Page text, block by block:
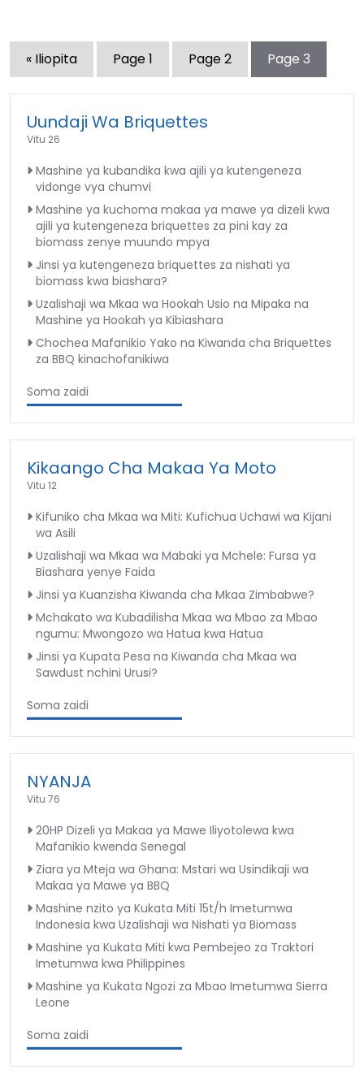
« Iliopita Page1 Page2 Page 3
Uundaji Wa Briquettes
Vitu 26
Mashine ya kubandika kwa ajili ya kutengeneza
vidonge vya chumvi
Mashine ya kuchoma makaa ya mawe ya dizeli kwa
ajili ya kutengeneza briquettes za pini kay za
biomass zenye muundo mpya
Jinsi ya kutengeneza briquettes za nishati ya
biomass kwa biashara?
Uzalishaji wa Mkaa wa Hookah Usio na Mipaka na
Mashine ya Hookah ya Kibiashara
Chochea Mafanikio Yako na Kiwanda cha Briquettes
za BBQ kinachofanikiwa
Soma zaidi
Kikaango Cha Makaa Ya Moto
Vitu 12
Kifuniko cha Mkaa wa Miti: Kufichua Uchawi wa Kijani
wa Asili
Uzalishaji wa Mkaa wa Mabaki ya Mchele: Fursa ya
Biashara yenye Faida
Jinsi ya Kuanzisha Kiwanda cha Mkaa Zimbabwe?
Mchakato wa Kubadilisha Mkaa wa Mbao za Mbao
ngumu: Mwongozo wa Hatua kwa Hatua
Jinsi ya Kupata Pesa na Kiwanda cha Mkaa wa
Sawdust nchini Urusi?
Soma zaidi
NYANJA
Vitu 76
20HP Dizeli ya Makaa ya Mawe Iliyotolewa kwa
Mafanikio kwenda Senegal
Ziara ya Mteja wa Ghana: Mstari wa Usindikaji wa
Makaa ya Mawe ya BBQ
Mashine nzito ya Kukata Miti 15t/h Imetumwa
Indonesia kwa Uzalishaji wa Nishati ya Biomass
Mashine ya Kukata Miti kwa Pembejeo za Traktori
Imetumwa kwa Philippines
Mashine ya Kukata Ngozi za Mbao Imetumwa Sierra
Leone
Soma zaidi